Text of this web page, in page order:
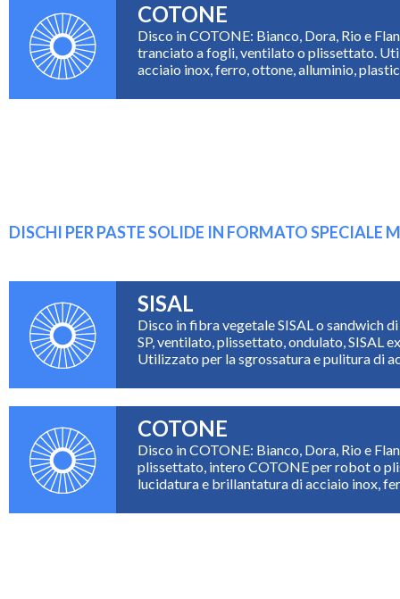
COTONE
Disco in COTONE: Bianco, Dora, Rio e
tranciato a fogli, ventilato o plissettato.
acciaio inox, ferro, ottone, alluminio,
DISCHI PER PASTE SOLIDE IN FORMATO
SISAL
Disco in fibra vegetale SISAL o sandwich
SP, ventilato, plissettato, ondulato, SISAL
Utilizzato per la sgrossatura e pulitura di
COTONE
Disco in COTONE: Bianco, Dora, Rio e
plissettato, intero COTONE per robot o
lucidatura e brillantatura di acciaio inox,